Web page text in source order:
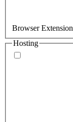
Browser Extension
Hosting